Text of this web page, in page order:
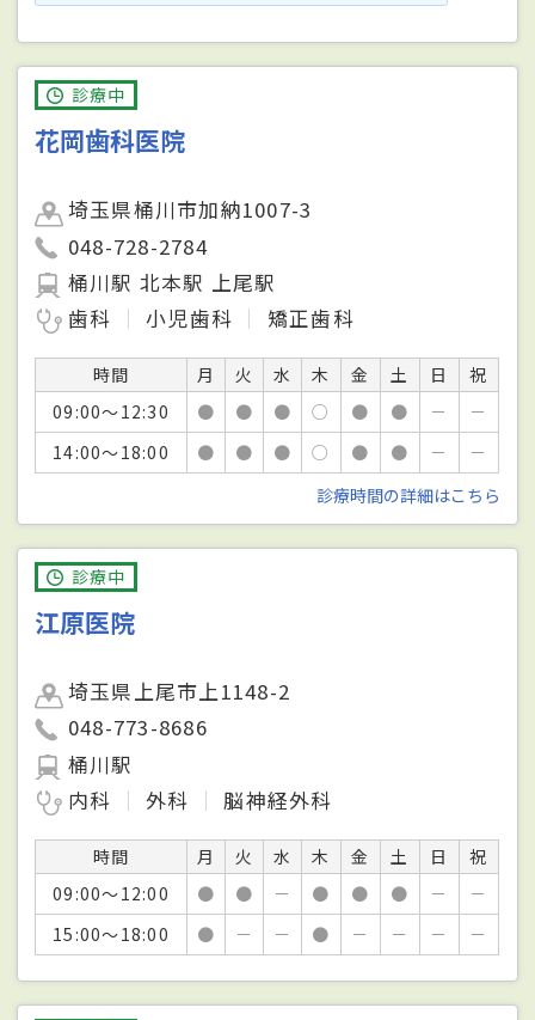
診療中
花岡歯科医院
埼玉県桶川市加納1007-3
048-728-2784
桶川駅 北本駅 上尾駅
歯科
小児歯科 矯正歯科
時間 月 火 水 木 金 土 日
祝
09:00～12:30
● ● ● ○ ● ● －
－
14:00～18:00
● ● ● ○ ● ● －
－
診療時間の詳細はこちら
診療中
江原医院
埼玉県上尾市上1148-2
048-773-8686
桶川駅
内科
外科 脳神経外科
時間 月 火 水 木 金 土 日
祝
09:00～12:00
● ● － ● ● ● －
－
15:00～18:00
● － － ● － － － －